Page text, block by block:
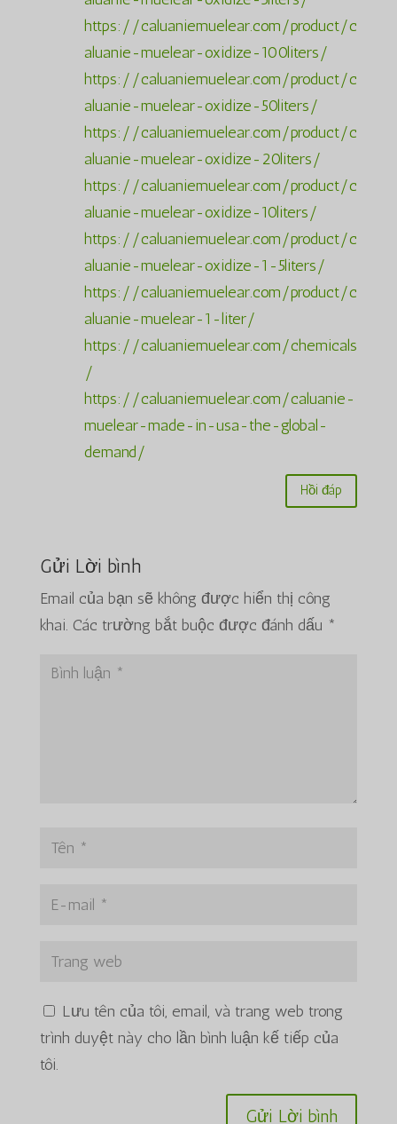
https://caluaniemuelear.com/product/c
aluanie-muelear-oxidize-100liters/
https://caluaniemuelear.com/product/c
aluanie-muelear-oxidize-50liters/
https://caluaniemuelear.com/product/c
aluanie-muelear-oxidize-20liters/
https://caluaniemuelear.com/product/c
aluanie-muelear-oxidize-10liters/
https://caluaniemuelear.com/product/c
aluanie-muelear-oxidize-1-5liters/
https://caluaniemuelear.com/product/c
aluanie-muelear-1-liter/
https://caluaniemuelear.com/chemicals
/
https://caluaniemuelear.com/caluanie-
muelear-made-in-usa-the-global-
demand/
Hồi đáp
Gửi Lời bình
Email của bạn sẽ không được hiển thị công
khai. Các trường bắt buộc được đánh dấu *
Lưu tên của tôi, email, và trang web trong
trình duyệt này cho lần bình luận kế tiếp của
tôi.